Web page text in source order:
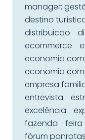
manager;
destino
distribuicao
ecommerce
economia
economia
empresa
entrevista
excelência
fazenda
feira
fórum panrotas